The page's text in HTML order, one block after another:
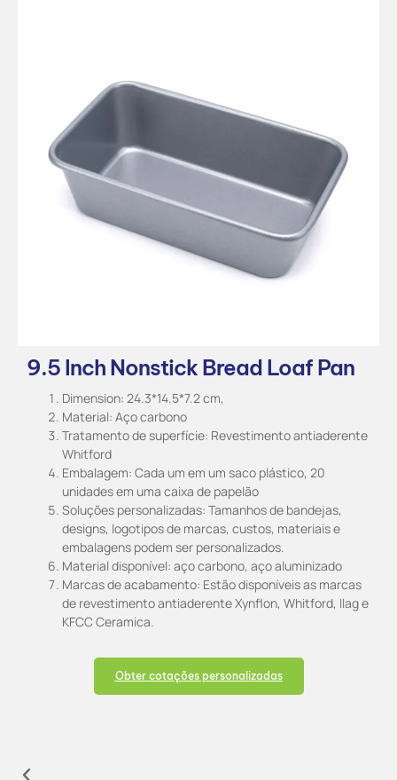
9.5 Inch Nonstick Bread Loaf Pan
Dimension: 24.3*14.5*7.2 cm,
Material: Aço carbono
Tratamento de superfície: Revestimento antiaderente
Whitford
Embalagem: Cada um em um saco plástico, 20
unidades em uma caixa de papelão
Soluções personalizadas: Tamanhos de bandejas,
designs, logotipos de marcas, custos, materiais e
embalagens podem ser personalizados.
Material disponível: aço carbono, aço aluminizado
Marcas de acabamento: Estão disponíveis as marcas
de revestimento antiaderente Xynflon, Whitford, Ilag e
KFCC Ceramica.
Obter cotações personalizadas